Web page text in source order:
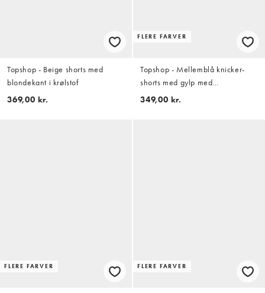
Topshop - Beige shorts med
blondekant i krølstof
369,00 kr.
FLERE FARVER
Topshop - Mellemblå knicker-
shorts med gylp med
knapdetaljer i denim
349,00 kr.
FLERE FARVER FLERE FARVER